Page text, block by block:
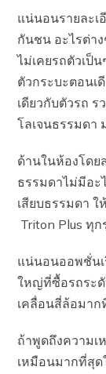
แน่นอนรายละเ
กันชน อะไรต่า
ไม่เคยรถตัวเป็
ตัวกระบะตอนเ
เดียวกับตัวรถ
โลเจนธรรมดา
ด้านในห้องโดย
ธรรมดาไม่มีอะ
เสียบธรรมดา
Triton Plus ทุ
แน่นอนออพชั่นเ
ใหญ่ที่ซื้อรถระ
เคลื่อนสี่ล้อมาก
ถ้าพูดถึงความ
เหมือนมากที่สุ